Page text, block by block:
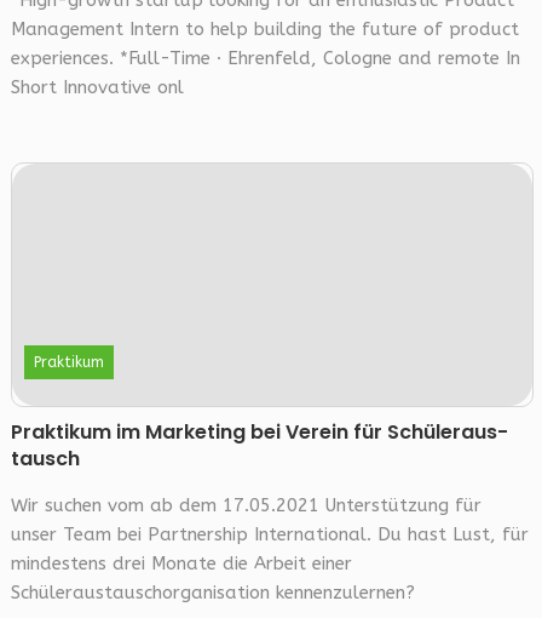
Management Intern to help building the future of product
experiences. *Full-Time · Ehrenfeld, Cologne and remote In
Short Innovative onl
Praktikum
Prak­ti­kum im Mar­ke­ting bei Ver­ein für Schü­ler­aus­
tausch
Wir suchen vom ab dem 17.05.2021 Unterstützung für
unser Team bei Partnership International. Du hast Lust, für
mindestens drei Monate die Arbeit einer
Schüleraustauschorganisation kennenzulernen?